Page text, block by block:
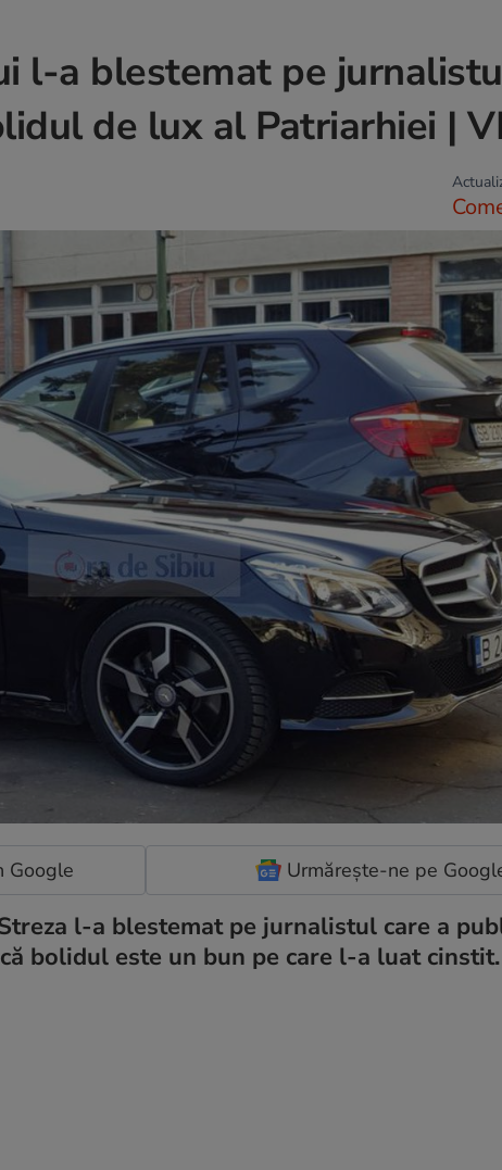
l-a blestemat pe
de lux al Patriarhiei |
Google Urmărește-ne pe
l-a blestemat pe jurnalistul care a
bolidul este un bun pe care l-a luat cinstit.